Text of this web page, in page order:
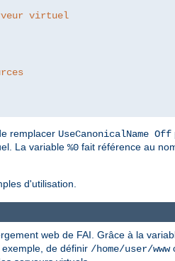
virtuel
remplacer UseCanonicalName Off
La variable %0 fait référence au
d'utilisation.
web de FAI. Grâce à la
de définir /home/user/www